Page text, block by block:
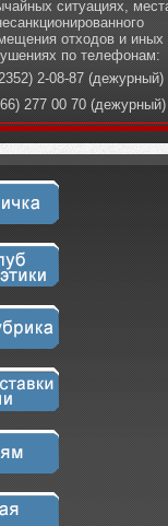
ситуациях,
отходов и иных
по телефонам:
2-08-87 (дежурный)
277 00 70 (дежурный)